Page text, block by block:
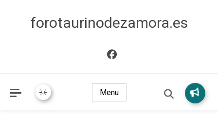
forotaurinodezamora.es
Menu